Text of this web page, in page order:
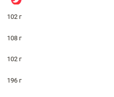
102 г
108 г
102 г
196 г